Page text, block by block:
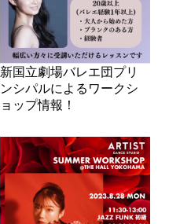
新国立劇場バレエ団プリ
ンシパルによるワークシ
ョップ情報！